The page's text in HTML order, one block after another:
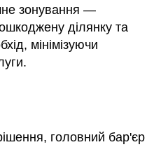
зонування —
ділянку та
мінімізуючи
головний бар'єр